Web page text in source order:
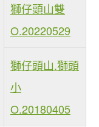
獅仔頭山雙
O.20220529
獅仔頭山.獅頭
小
O.20180405